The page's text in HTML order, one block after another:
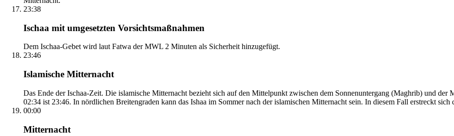
23:38
Ischaa mit umgesetzten Vorsichtsmaßnahmen
Dem Ischaa-Gebet wird laut Fatwa der MWL 2 Minuten als Sicherheit hinzugefügt.
23:46
Islamische Mitternacht
Das Ende der Ischaa-Zeit. Die islamische Mitternacht bezieht sich auf den Mittelpunkt zwischen dem Sonnenuntergang (Maghrib) und
02:34 ist 23:46. In nördlichen Breitengraden kann das Ishaa im Sommer nach der islamischen Mitternacht sein. In diesem Fall erstreckt sich
00:00
Mitternacht